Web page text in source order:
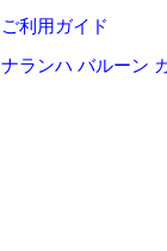
ご利用ガイド
ナランハ バルーン